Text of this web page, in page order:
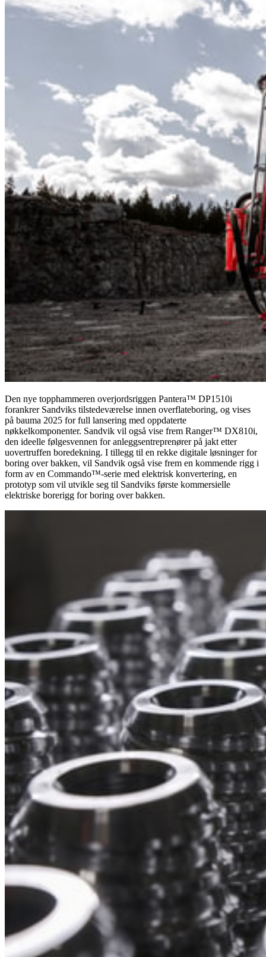
Den nye topphammeren overjordsriggen Pantera™ DP1510i
forankrer Sandviks tilstedeværelse innen overflateboring, og vises
på bauma 2025 for full lansering med oppdaterte
nøkkelkomponenter. Sandvik vil også vise frem Ranger™ DX810i,
den ideelle følgesvennen for anleggsentreprenører på jakt etter
uovertruffen boredekning. I tillegg til en rekke digitale løsninger for
boring over bakken, vil Sandvik også vise frem en kommende rigg i
form av en Commando™-serie med elektrisk konvertering, en
prototyp som vil utvikle seg til Sandviks første kommersielle
elektriske borerigg for boring over bakken.